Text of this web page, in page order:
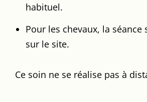
habituel.
Pour les chevaux, la séance
sur le site.
Ce soin ne se réalise pas à